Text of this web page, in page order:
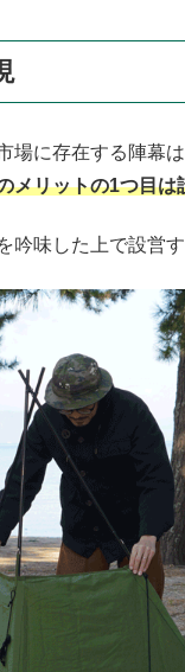
場に存在する陣幕
メリットの1つ目は
味した上で設営す